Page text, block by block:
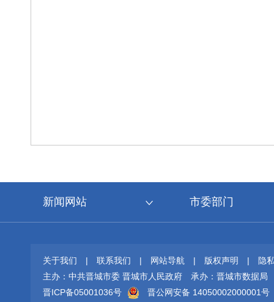
新闻网站 市委部门
关于我们 | 联系我们 | 网站导航 | 版权声明 |
隐
主办：中共晋城市委 晋城市人民政府
承办：晋城市数据局
晋ICP备05001036号
晋公网安备 14050002000001号